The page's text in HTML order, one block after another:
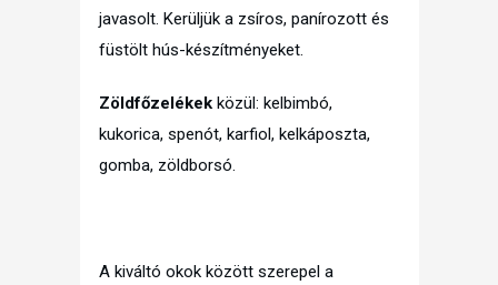
javasolt. Kerüljük a zsíros, panírozott és
füstölt hús-készítményeket.
Zöldfőzelékek közül: kelbimbó,
kukorica, spenót, karfiol, kelkáposzta,
gomba, zöldborsó.
A kiváltó okok között szerepel a